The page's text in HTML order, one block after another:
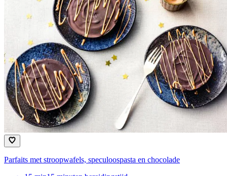
Parfaits met stroopwafels, speculoospasta en chocolade